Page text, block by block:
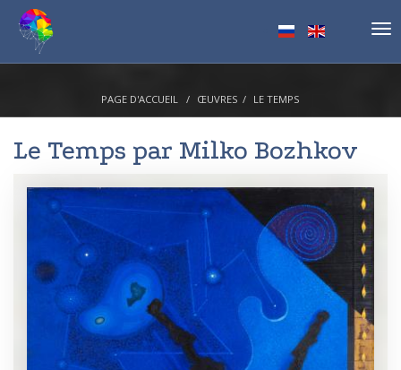
PAGE D'ACCUEIL ŒUVRES LE TEMPS
Le Temps par Milko Bozhkov